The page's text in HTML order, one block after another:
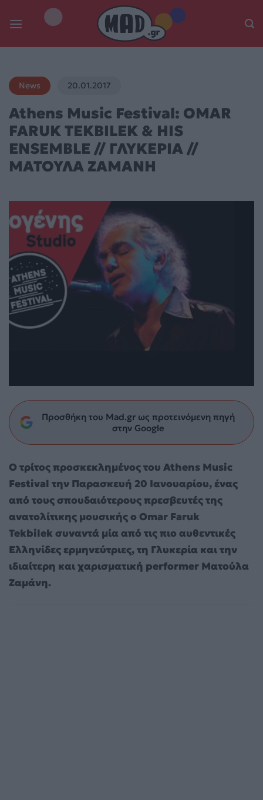
News 20.01.2017
Athens Music Festival: OMAR
FARUK TEKBILEK & HIS
ENSEMBLE // ΓΛΥΚΕΡΙΑ //
ΜΑΤΟΥΛΑ ΖΑΜΑΝΗ
Προσθήκη του Mad.gr ως προτεινόμενη πηγή
στην Google
Ο τρίτος προσκεκλημένος του Athens Music
Festival την Παρασκευή 20 Ιανουαρίου, ένας
από τους σπουδαιότερους πρεσβευτές της
ανατολίτικης μουσικής ο Omar Faruk
Tekbilek συναντά μία από τις πιο αυθεντικές
Ελληνίδες ερμηνεύτριες, τη Γλυκερία και την
ιδιαίτερη και χαρισματική performer Ματούλα
Ζαμάνη.